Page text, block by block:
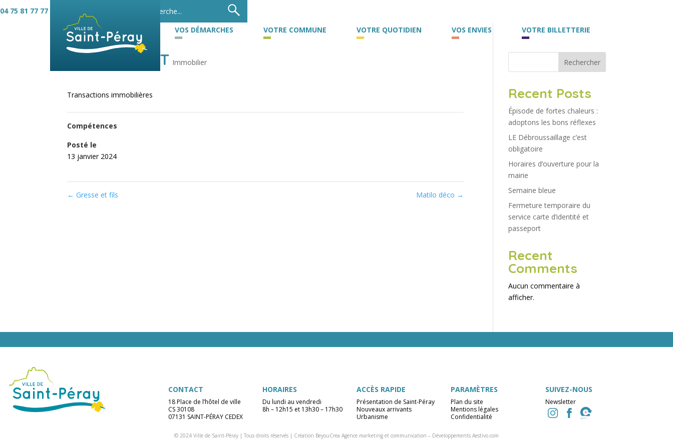
04 75 81 77 77
VOS DÉMARCHES VOTRE COMMUNE VOTRE QUOTIDIEN VOS ENVIES VOTRE BILLETTERIE
GUY HOQUET Immobilier
Transactions immobilières
Compétences
Posté le
13 janvier 2024
← Gresse et fils Matilo déco →
Rechercher
Recent Posts
Épisode de fortes chaleurs :
adoptons les bons réflexes
LE Débroussaillage c’est
obligatoire
Horaires d’ouverture pour la
mairie
Semaine bleue
Fermeture temporaire du
service carte d’identité et
passeport
Recent
Comments
Aucun commentaire à
afficher.
CONTACT
18 Place de l’hôtel de ville
CS 30108
07131 SAINT-PÉRAY CEDEX
HORAIRES
Du lundi au vendredi
8h – 12h15 et 13h30 – 17h30
ACCÈS RAPIDE
Présentation de Saint-Péray
Nouveaux arrivants
Urbanisme
PARAMÈTRES
Plan du site
Mentions légales
Confidentialité
SUIVEZ-NOUS
Newsletter
© 2024 Ville de Saint-Péray | Tous droits réservés | Création BeyouCrea Agence marketing et communication – Développements Aestivo.com